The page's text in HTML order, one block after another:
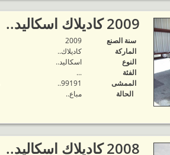
2009 كاديلاك اسكاليد..
سنة الصنع
2009
الماركة
كاديلاك..
النوع
اسكاليد..
الفئة
...
الممشى
99191..
الحالة
مباع..
2008 كاديلاك اسكاليد..